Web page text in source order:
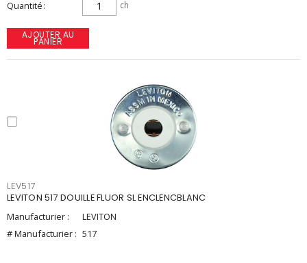
Quantité ch
AJOUTER AU
PANIER
LEV517
LEVITON 517 DOUILLE FLUOR SL ENCLENCBLANC
Manufacturier :
LEVITON
# Manufacturier : 517